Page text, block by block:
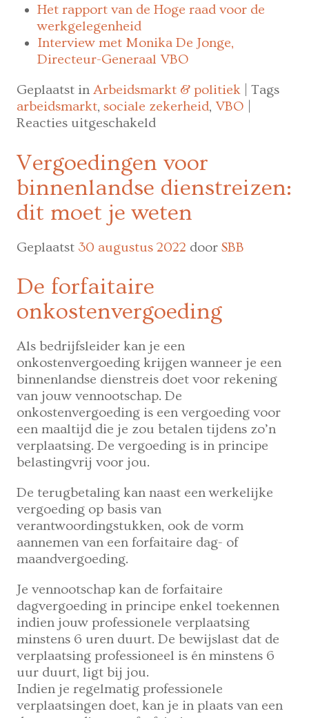
Het rapport van de Hoge raad voor de
werkgelegenheid
Interview met Monika De Jonge,
Directeur-Generaal VBO
Geplaatst in Arbeidsmarkt & politiek
Tags
arbeidsmarkt,sociale zekerheid,VBO
Reacties uitgeschakeld
failliet
voor
onze
sociale
zekerheid?
Vergoedingen voor
binnenlandse dienstreizen:
dit moet je weten
Geplaatst 30 augustus 2022 door SBB
De forfaitaire
onkostenvergoeding
Als bedrijfsleider kan je een
onkostenvergoeding krijgen wanneer je een
binnenlandse dienstreis doet voor rekening
van jouw vennootschap. De
onkostenvergoeding is een vergoeding voor
een maaltijd die je zou betalen tijdens zo’n
verplaatsing. De vergoeding is in principe
belastingvrij voor jou.
De terugbetaling kan naast een werkelijke
vergoeding op basis van
verantwoordingstukken, ook de vorm
aannemen van een forfaitaire dag- of
maandvergoeding.
Je vennootschap kan de forfaitaire
dagvergoeding in principe enkel toekennen
indien jouw professionele verplaatsing
minstens 6 uren duurt. De bewijslast dat de
verplaatsing professioneel is én minstens 6
uur duurt, ligt bij jou.
Indien je regelmatig professionele
verplaatsingen doet, kan je in plaats van een